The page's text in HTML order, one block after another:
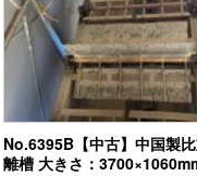
No.6395B【中古】中国製
離槽 大きさ：